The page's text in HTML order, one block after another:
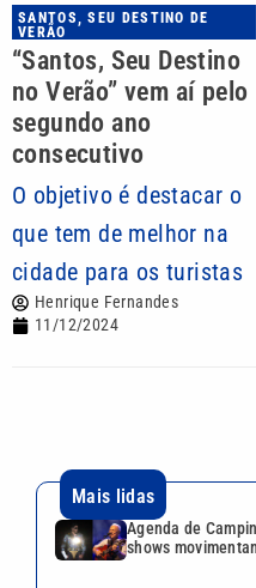
SANTOS, SEU DESTINO DE
VERÃO
“Santos, Seu Destino
no Verão” vem aí pelo
segundo ano
consecutivo
O objetivo é destacar o
que tem de melhor na
cidade para os turistas
Henrique Fernandes
11/12/2024
Mais lidas
Agenda de
shows